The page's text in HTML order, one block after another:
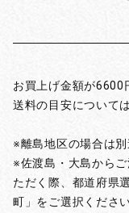
お買上げ金額が6600
送料の目安について
※離島地区の場合は別
※佐渡島・大島から
ただく際、都道府県
町」をご選択くださ